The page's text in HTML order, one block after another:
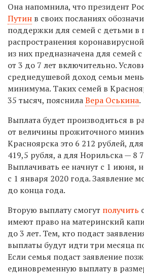
Она напомнила, что президент
Путин в своих посланиях
поддержки для семей с детьми в
распространения
из них предназначена для семей
от 3 до 7 лет включительно.
среднедушевой доход семьи
минимума. Таких семей в
35 тысяч, пояснилаВера Оськина.
Выплата будет производиться в
от величины прожиточного
Красноярска это 6 212 рублей,
419,5 рубля, а для Норильска — 8
Выплачивать ее начнут с 1 июня,
с 1 января 2020 года. Заявление
до конца года.
Вторую выплату смогут получить
имеют право на материнский
до 3 лет. Тем, кто подаст
выплаты будут идти три месяца
Если семья подаст заявление
единовременную выплату в